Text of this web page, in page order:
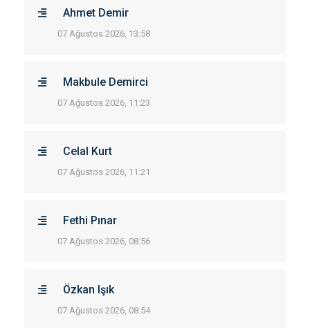
Ahmet Demir
07 Ağustos 2026, 13:58
Makbule Demirci
07 Ağustos 2026, 11:23
Celal Kurt
07 Ağustos 2026, 11:21
Fethi Pınar
07 Ağustos 2026, 08:56
Özkan Işık
07 Ağustos 2026, 08:54